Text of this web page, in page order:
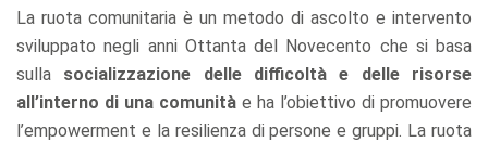
La ruota comunitaria è un metodo di ascolto e intervento
sviluppato negli anni Ottanta del Novecento che si basa
sulla socializzazione delle difficoltà e delle risorse
all’interno di una comunità e ha l’obiettivo di promuovere
l’empowerment e la resilienza di persone e gruppi. La ruota